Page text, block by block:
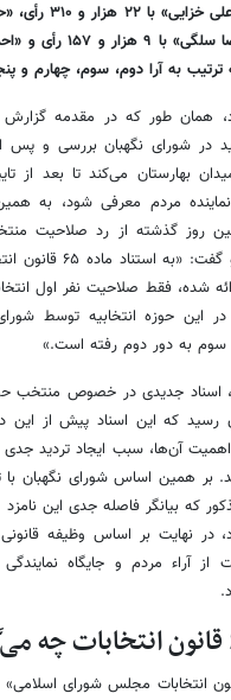
اسلامی برگزیده شد
همان طور که در مقدمه
در شورای نگهبان بررسی و پس از
بهارستان می‌کند تا بعد از
مردم معرفی شود، به
روز گذشته از رد صلاحیت
شورای نگهبان خبر
شده، فقط صلاحیت نفر اول
این حوزه انتخابیه توسط
سوم به دور دوم رفته است.»
اسناد جدیدی در خصوص منتخب
رسید که این اسناد پیش از این
اهمیت‌ آن‌ها، سبب ایجاد تردید
بر همین اساس شورای نگهبان
که بیانگر فاصله جدی این نامزد
در نهایت بر اساس وظیفه
از آراء مردم و جایگاه
ماده (۶۵) «قانون انتخابات مجلس شورای